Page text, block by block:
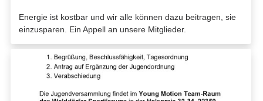
Energie ist kostbar und wir alle können dazu beitragen, sie
einzusparen. Ein Appell an unsere Mitglieder.